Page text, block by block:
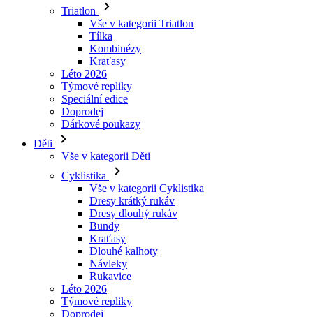
Léto 2026
Týmové repliky
Speciální edice
Doprodej
Dárkové poukazy
Děti
Vše v kategorii Děti
Cyklistika
Vše v kategorii Cyklistika
Dresy dlouhý rukáv
Bundy
Kraťasy
Dlouhé kalhoty
Návleky
Rukavice
Léto 2026
Týmové repliky
Doprodej
Speciální edice
Dárkové poukazy
Vlastní design
Příběhy